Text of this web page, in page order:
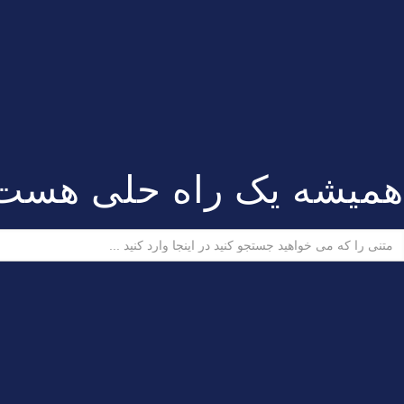
همیشه یک راه حلی
جستجو
برای: